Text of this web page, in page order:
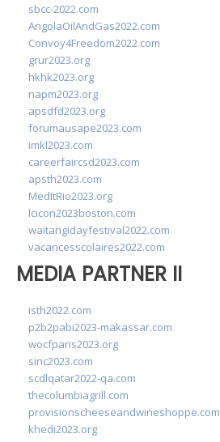
sbcc-2022.com
AngolaOilAndGas2022.com
Convoy4Freedom2022.com
grur2023.org
hkhk2023.org
napm2023.org
apsdfd2023.org
forumausape2023.com
imkl2023.com
careerfaircsd2023.com
apsth2023.com
MedItRio2023.org
lcicon2023boston.com
waitangidayfestival2022.com
vacancesscolaires2022.com
MEDIA PARTNER II
isth2022.com
p2b2pabi2023-makassar.com
wocfparis2023.org
sinc2023.com
scdlqatar2022-qa.com
thecolumbiagrill.com
provisionscheeseandwineshoppe.com
khedi2023.org